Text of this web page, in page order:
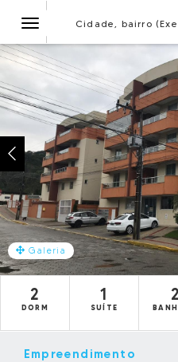
NavegaçãoCidade, bairro
Galeria
2
DORM
1
SUÍTE
2
Empreendimento